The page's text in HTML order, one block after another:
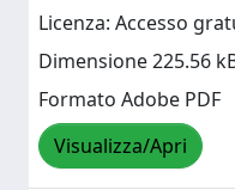
Licenza: Accesso
Dimensione 225.56
Formato Adobe PDF
Visualizza/Apri